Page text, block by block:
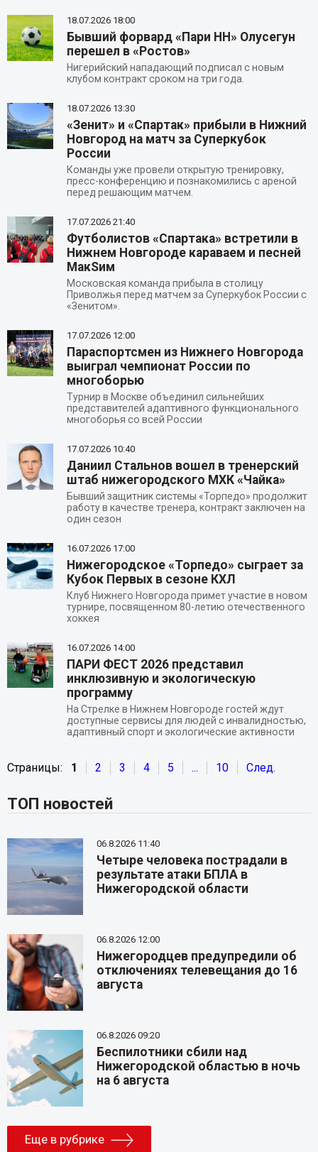
18.07.2026 18:00
Бывший форвард «Пари НН» Олусегун
перешел в «Ростов»
Нигерийский нападающий подписал с новым
клубом контракт сроком на три года.
18.07.2026 13:30
«Зенит» и «Спартак» прибыли в Нижний
Новгород на матч за Суперкубок
России
Команды уже провели открытую тренировку,
пресс-конференцию и познакомились с ареной
перед решающим матчем.
17.07.2026 21:40
Футболистов «Спартака» встретили в
Нижнем Новгороде караваем и песней
МакSим
Московская команда прибыла в столицу
Приволжья перед матчем за Суперкубок России с
«Зенитом».
17.07.2026 12:00
Параспортсмен из Нижнего Новгорода
выиграл чемпионат России по
многоборью
Турнир в Москве объединил сильнейших
представителей адаптивного функционального
многоборья со всей России
17.07.2026 10:40
Даниил Стальнов вошел в тренерский
штаб нижегородского МХК «Чайка»
Бывший защитник системы «Торпедо» продолжит
работу в качестве тренера, контракт заключен на
один сезон
16.07.2026 17:00
Нижегородское «Торпедо» сыграет за
Кубок Первых в сезоне КХЛ
Клуб Нижнего Новгорода примет участие в новом
турнире, посвященном 80-летию отечественного
хоккея
16.07.2026 14:00
ПАРИ ФЕСТ 2026 представил
инклюзивную и экологическую
программу
На Стрелке в Нижнем Новгороде гостей ждут
доступные сервисы для людей с инвалидностью,
адаптивный спорт и экологические активности
Страницы: 1 2 3 4 5 ... 10 След.
ТОП новостей
06.8.2026 11:40
Четыре человека пострадали в
результате атаки БПЛА в
Нижегородской области
06.8.2026 12:00
Нижегородцев предупредили об
отключениях телевещания до 16
августа
06.8.2026 09:20
Беспилотники сбили над
Нижегородской областью в ночь
на 6 августа
Еще в рубрике